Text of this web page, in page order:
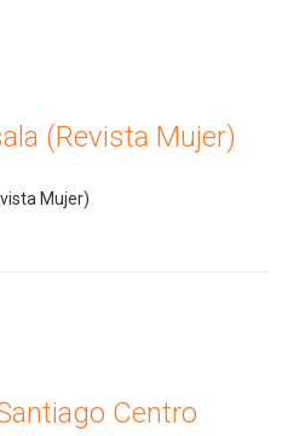
(Revista Mujer)
Mujer)
Centro